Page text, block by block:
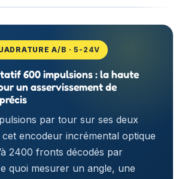
A/B · 5-24V
600 impulsions : la haute
un asservissement de
par tour sur ses deux
encodeur incrémental optique
2400 fronts décodés par
quoi mesurer un angle, une